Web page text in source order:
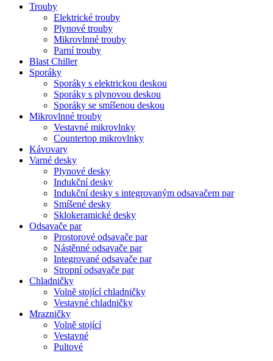
Trouby
Elektrické trouby
Plynové trouby
Mikrovlnné trouby
Parní trouby
Blast Chiller
Sporáky
Sporáky s elektrickou deskou
Sporáky s plynovou deskou
Sporáky se smíšenou deskou
Mikrovlnné trouby
Vestavné mikrovlnky
Countertop mikrovlnky
Kávovary
Varné desky
Plynové desky
Indukční desky
Indukční desky s integrovaným odsavačem par
Smíšené desky
Sklokeramické desky
Odsavače par
Prostorové odsavače par
Nástěnné odsavače par
Integrované odsavače par
Stropní odsavače par
Chladničky
Volně stojící chladničky
Vestavné chladničky
Mrazničky
Volně stojící
Vestavné
Pultové